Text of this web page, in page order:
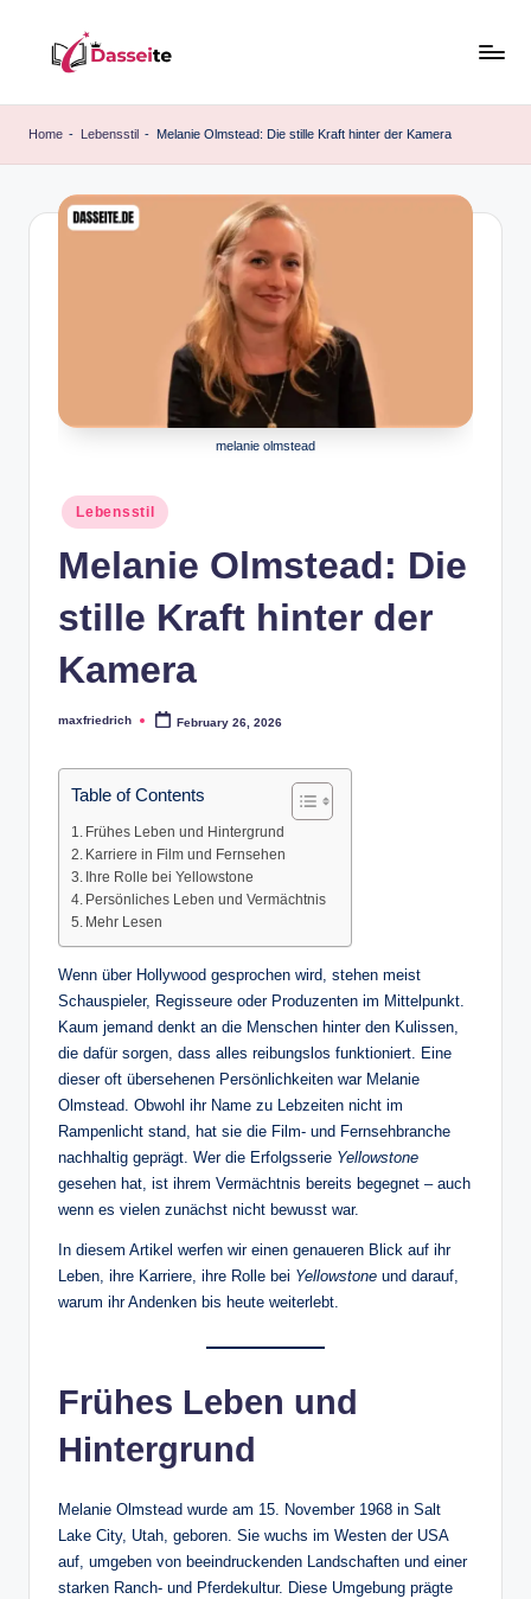
content
a
s
s
Home - Lebensstil - Melanie Olmstead: Die stille Kraft hinter der Kamera
melanie olmstead
Posted
in
Lebensstil
Melanie Olmstead: Die
stille Kraft hinter der
Kamera
Posted
maxfriedrich February 26, 2026
Table of Contents
Frühes Leben und Hintergrund
Karriere in Film und Fernsehen
Ihre Rolle bei Yellowstone
Persönliches Leben und Vermächtnis
Mehr Lesen
Wenn über Hollywood gesprochen wird, stehen meist
Schauspieler, Regisseure oder Produzenten im Mittelpunkt.
Kaum jemand denkt an die Menschen hinter den Kulissen,
die dafür sorgen, dass alles reibungslos funktioniert. Eine
dieser oft übersehenen Persönlichkeiten war Melanie
Olmstead. Obwohl ihr Name zu Lebzeiten nicht im
Rampenlicht stand, hat sie die Film- und Fernsehbranche
nachhaltig geprägt. Wer die Erfolgsserie Yellowstone
gesehen hat, ist ihrem Vermächtnis bereits begegnet – auch
wenn es vielen zunächst nicht bewusst war.
In diesem Artikel werfen wir einen genaueren Blick auf ihr
Leben, ihre Karriere, ihre Rolle bei Yellowstone und darauf,
warum ihr Andenken bis heute weiterlebt.
Frühes Leben und
Hintergrund
Melanie Olmstead wurde am 15. November 1968 in Salt
Lake City, Utah, geboren. Sie wuchs im Westen der USA
auf, umgeben von beeindruckenden Landschaften und einer
starken Ranch- und Pferdekultur. Diese Umgebung prägte